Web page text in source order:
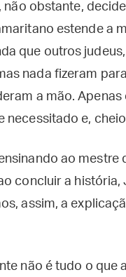
não obstante,
estende a
que outros
nada fizeram
a mão.
necessitado e,
ao mestre
concluir a história,
assim, a
não é tudo o que